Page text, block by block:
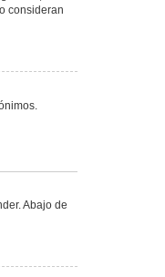
consideran
Abajo de